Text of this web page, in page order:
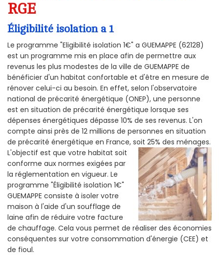
RGE
Éligibilité isolation a 1
Le programme "Eligibilité isolation 1€" a GUEMAPPE (62128)
est un programme mis en place afin de permettre aux
revenus les plus modestes de la ville de GUEMAPPE de
bénéficier d'un habitat confortable et d'être en mesure de
rénover celui-ci au besoin. En effet, selon l'observatoire
national de précarité énergétique (ONEP), une personne
est en situation de précarité énergétique lorsque ses
dépenses énergétiques dépasse 10% de ses revenus. L'on
compte ainsi près de 12 millions de personnes en situation
de précarité énergétique en France, soit 25% des ménages.
L'objectif est que votre habitat soit
conforme aux normes exigées par
la réglementation en vigueur. Le
programme "Éligibilité isolation 1€"
GUEMAPPE consiste à isoler votre
maison à l'aide d'un soufflage de
laine afin de réduire votre facture
de chauffage. Cela vous permet de réaliser des économies
conséquentes sur votre consommation d'énergie (CEE) et
de fioul.